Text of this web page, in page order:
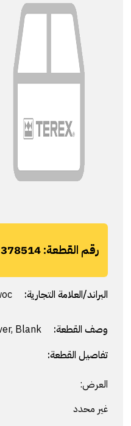
رقم القطعة:378514
البراند/العلامة التجارية: Manitowoc
وصف القطعة:
Cover, Blank
تفاصيل القطعة:
العرض:
غير محدد